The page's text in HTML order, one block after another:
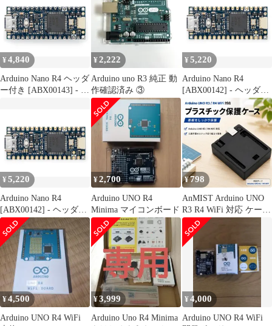
ト)、OP AMP、SWDコ
ネクター。
ローラーボード、ブレ
ッドボード、Qwiicコネ
クタ、プログラマブル
RGB LED、互換IDE用
はんだ付け済み
¥4,840
Arduino Nano R4 ヘッダ
ー付き [ABX00143] - コ
ローラーボード、ブレ
ッドボード、Qwiicコネ
クタ、プログラマブル
RGB LED、互換IDE用
はんだ付け済み
¥2,222
Arduino uno R3 純正 動
作確認済み ③
¥5,220
Arduino Nano R4
[ABX00142] - ヘッダー
非搭載(ルーズピン付
属)、コンパクトルネサ
ス RA4M1マイクロコン
トローラーボード、
Qwiicコネクタ、プログ
ラム可能なRGB LED、
Arduino IDE対応
¥5,220
Arduino Nano R4
[ABX00142] - ヘッダー
非搭載(ルーズピン付
属)、コンパクトルネサ
ス RA4M1マイクロコン
トローラーボード、
Qwiicコネクタ、プログ
ラム可能なRGB LED、
Arduino IDE対応
¥2,700
Arduino UNO R4
Minima マイコンボード
¥798
AnMIST Arduino UNO
R3 R4 WiFi 対応 ケース
ブラック 保護カバー 組
み立て簡単
¥4,500
Arduino UNO R4 WiFi
¥3,999
Arduino Uno R4 Minima
¥4,000
Arduino UNO R4 WiFi